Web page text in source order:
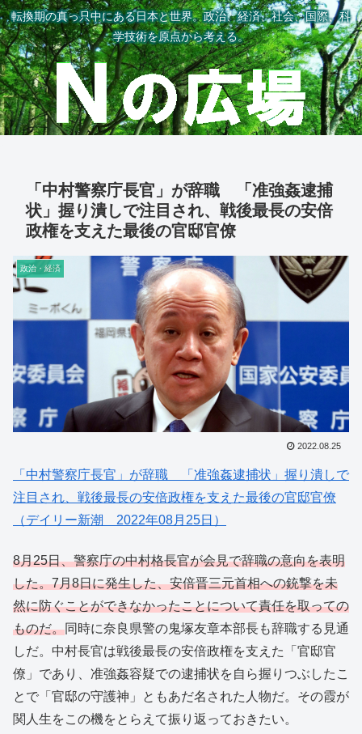
転換期の真っ只中にある日本と世界。政治、経済、社会、国際、科
学技術を原点から考える。
「中村警察庁長官」が辞職 「准強姦逮捕
状」握り潰しで注目され、戦後最長の安倍
政権を支えた最後の官邸官僚
政治・経済
2022.08.25
「中村警察庁長官」が辞職 「准強姦逮捕状」握り潰しで
注目され、戦後最長の安倍政権を支えた最後の官邸官僚
（デイリー新潮 2022年08月25日）
8月25日、警察庁の中村格長官が会見で辞職の意向を表明
した。7月8日に発生した、安倍晋三元首相への銃撃を未
然に防ぐことができなかったことについて責任を取っての
ものだ。同時に奈良県警の鬼塚友章本部長も辞職する見通
しだ。中村長官は戦後最長の安倍政権を支えた「官邸官
僚」であり、准強姦容疑での逮捕状を自ら握りつぶしたこ
とで「官邸の守護神」ともあだ名された人物だ。その霞が
関人生をこの機をとらえて振り返っておきたい。